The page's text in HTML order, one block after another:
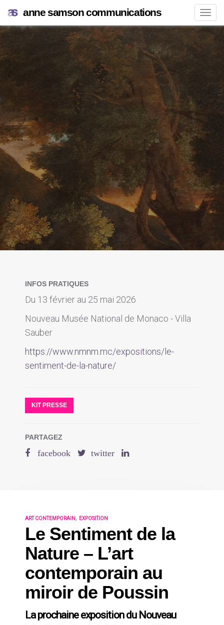
anne samson communications
INFOS PRATIQUES
Du 13 février au 25 mai 2026
Nouveau Musée National de Monaco - Villa
Sauber
https://www.nmnm.mc/expositions/le-
sentiment-de-la-nature/
KIT PRESSE
PARTAGEZ
ART CONTEMPORAIN , EXPOSITION
Le Sentiment de la
Nature – L’art
contemporain au
miroir de Poussin
La prochaine exposition du Nouveau